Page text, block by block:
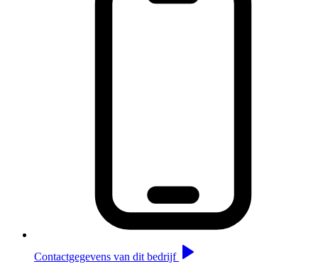
Contactgegevens van dit bedrijf